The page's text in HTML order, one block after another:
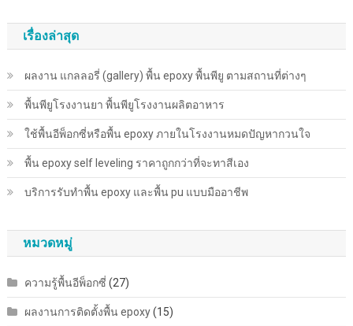
เรื่องล่าสุด
ผลงาน แกลลอรี่ (gallery) พื้น epoxy พื้นพียู ตามสถานที่ต่างๆ
พื้นพียู​โรงงานยา พื้นพียู​โรงงานผลิตอาหาร
ใช้พื้นอีพ็อกซี่หรือพื้น epoxy ภายในโรงงานหมดปัญหากวนใจ
พื้น epoxy self leveling ราคาถูกกว่าที่จะทาสีเอง
บริการรับทำพื้น epoxy และพื้น pu แบบมืออาชีพ
หมวดหมู่
ความรู้พื้นอีพ็อกซี่ (27)
ผลงานการติดตั้งพื้น epoxy(15)